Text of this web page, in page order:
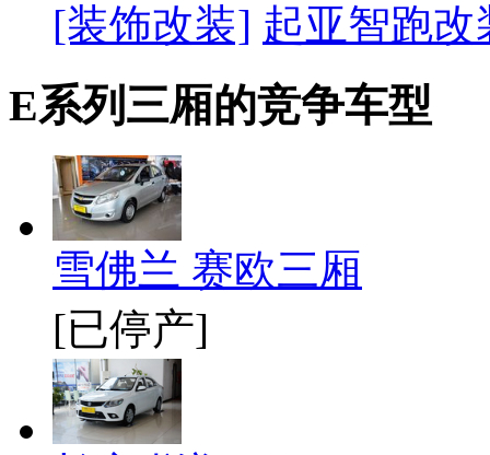
[装饰改装] 起亚智跑
E系列三厢的竞争车型
雪佛兰 赛欧三厢
[已停产]